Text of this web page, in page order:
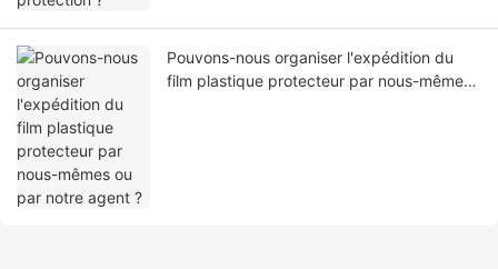
Pouvons-nous organiser l'expédition du
film plastique protecteur par nous-mêmes